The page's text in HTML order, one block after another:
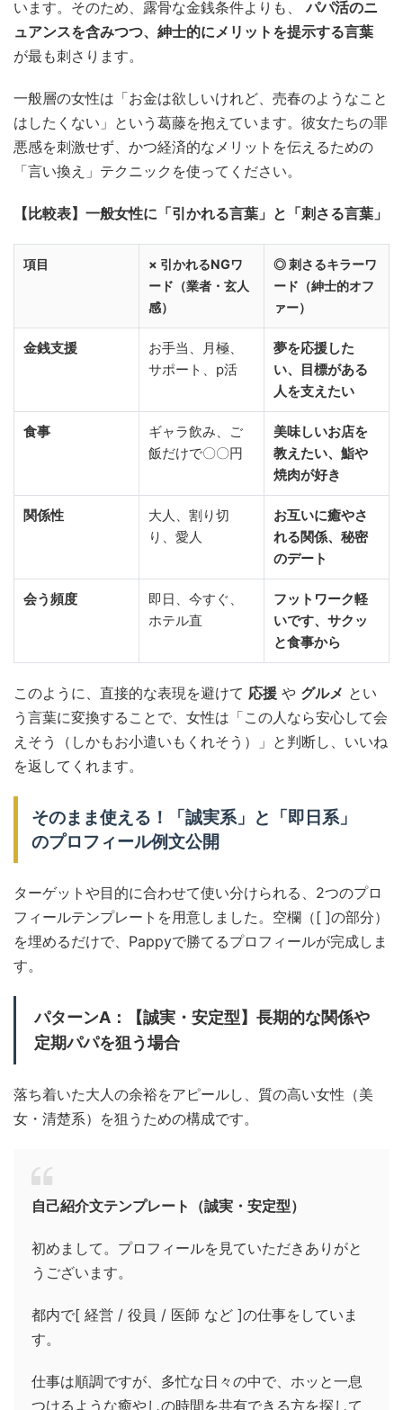
います。そのため、露骨な金銭条件よりも、パパ活のニ
ュアンスを含みつつ、紳士的にメリットを提示する言葉
が最も刺さります。
一般層の女性は「お金は欲しいけれど、売春のようなこと
はしたくない」という葛藤を抱えています。彼女たちの罪
悪感を刺激せず、かつ経済的なメリットを伝えるための
「言い換え」テクニックを使ってください。
【比較表】一般女性に「引かれる言葉」と「刺さる言葉」
項目
× 引かれるNGワ
ード（業者・玄人
感）
◎ 刺さるキラーワ
ード（紳士的オフ
ァー）
金銭支援
お手当、月極、
サポート、p活
夢を応援した
い、目標がある
人を支えたい
食事
ギャラ飲み、ご
飯だけで〇〇円
美味しいお店を
教えたい、鮨や
焼肉が好き
関係性
大人、割り切
り、愛人
お互いに癒やさ
れる関係、秘密
のデート
会う頻度
即日、今すぐ、
ホテル直
フットワーク軽
いです、サクッ
と食事から
このように、直接的な表現を避けて 応援 や グルメ とい
う言葉に変換することで、女性は「この人なら安心して会
えそう（しかもお小遣いもくれそう）」と判断し、いいね
を返してくれます。
そのまま使える！「誠実系」と「即日系」
のプロフィール例文公開
ターゲットや目的に合わせて使い分けられる、2つのプロ
フィールテンプレートを用意しました。空欄（[ ]の部分）
を埋めるだけで、Pappyで勝てるプロフィールが完成しま
す。
パターンA：【誠実・安定型】長期的な関係や
定期パパを狙う場合
落ち着いた大人の余裕をアピールし、質の高い女性（美
女・清楚系）を狙うための構成です。
自己紹介文テンプレート（誠実・安定型）
初めまして。プロフィールを見ていただきありがと
うございます。
都内で[ 経営 / 役員 / 医師 など ]の仕事をしていま
す。
仕事は順調ですが、多忙な日々の中で、ホッと一息
つけるような癒やしの時間を共有できる方を探して